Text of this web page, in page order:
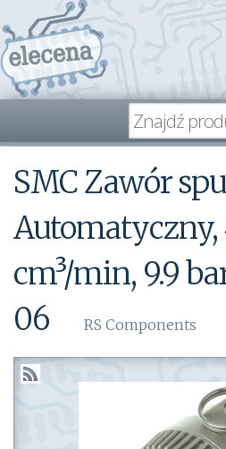
SMC Zawór
Automatyczny,
cm³/min, 9.9
06
RS Components